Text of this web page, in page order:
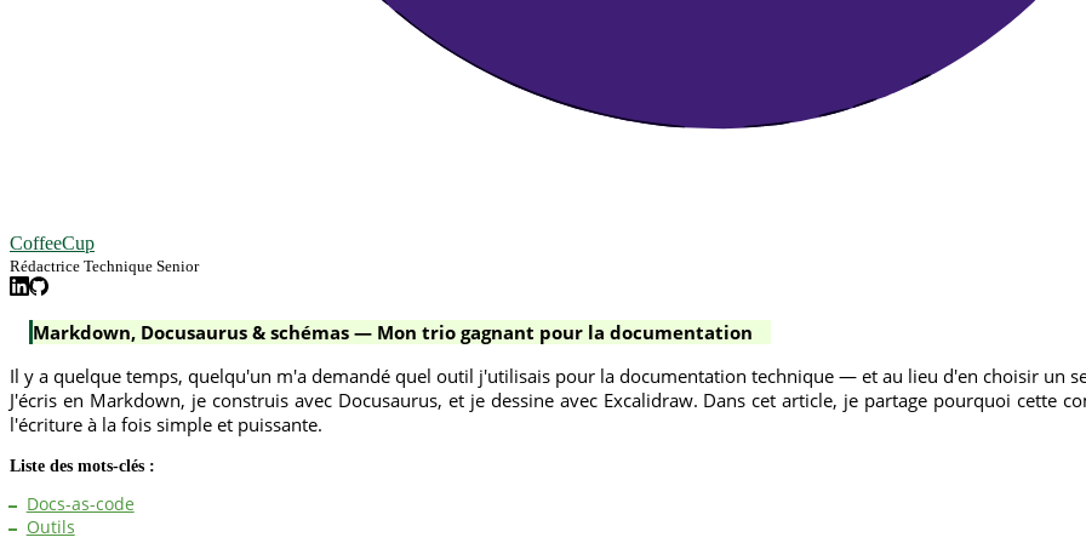
CoffeeCup
Rédactrice Technique Senior
Markdown, Docusaurus & schémas — Mon trio gagnant pour la documentation
Il y a quelque temps, quelqu'un m'a demandé quel outil j'utilisais pour la documentation technique — et au lieu d'en choisir un
J'écris en Markdown, je construis avec Docusaurus, et je dessine avec Excalidraw. Dans cet article, je partage pourquoi
l'écriture à la fois simple et puissante.
Liste des mots-clés :
Docs-as-code
Outils